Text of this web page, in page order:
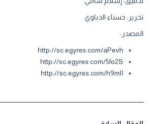
تحرير: حسناء الدباوي
المصدر:
http://sc.egyres.com/aPevh
http://sc.egyres.com/5fo2S
http://sc.egyres.com/h9mlI